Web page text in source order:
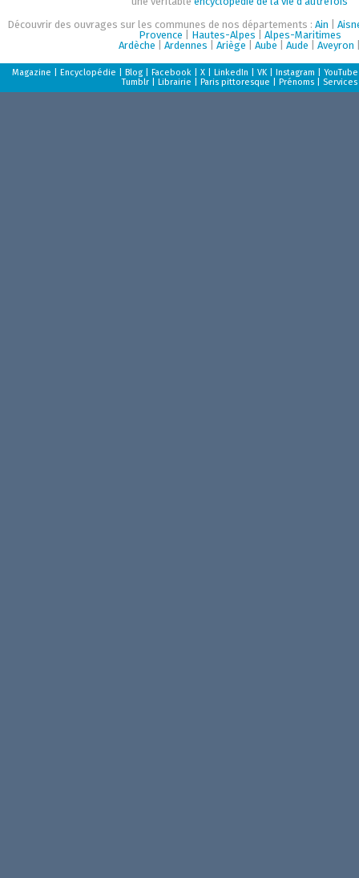
Découvrir des ouvrages sur les communes de nos départements :Ain |
Provence
Hautes-Alpes
Alpes-Maritimes
Ardèche |Ardennes |Ariège |Aube |Aude |Aveyron
Magazine |Encyclopédie |Blog |Facebook |X |LinkedIn |VK |Instagram |YouTube
Tumblr |Librairie |Paris pittoresque |Prénoms Services